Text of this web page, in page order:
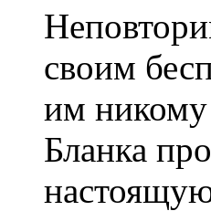
своим
им никому
Бланка